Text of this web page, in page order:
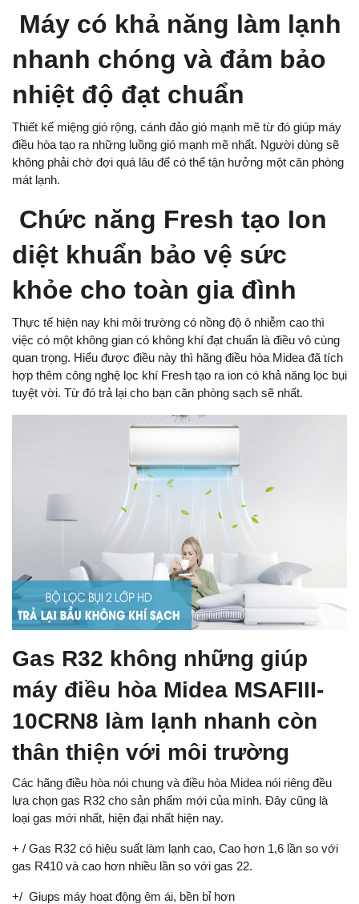
Máy có khả năng làm lạnh
nhanh chóng và đảm bảo
nhiệt độ đạt chuẩn
Thiết kế miệng gió rộng, cánh đảo gió mạnh mẽ từ đó giúp máy
điều hòa tạo ra những luồng gió mạnh mẽ nhất. Người dùng sẽ
không phải chờ đợi quá lâu để có thể tận hưởng một căn phòng
mát lạnh.
Chức năng Fresh tạo Ion
diệt khuẩn bảo vệ sức
khỏe cho toàn gia đình
Thực tế hiện nay khi môi trường có nồng độ ô nhiễm cao thì
việc có một không gian có không khí đạt chuẩn là điều vô cùng
quan trọng. Hiểu được điều này thì hãng điều hòa Midea đã tích
hợp thêm công nghệ lọc khí Fresh tạo ra ion có khả năng lọc bụi
tuyệt vời. Từ đó trả lại cho bạn căn phòng sạch sẽ nhất.
Gas R32 không những giúp
máy điều hòa Midea MSAFIII-
10CRN8 làm lạnh nhanh còn
thân thiện với môi trường
Các hãng điều hòa nói chung và điều hòa Midea nói riêng đều
lựa chọn gas R32 cho sản phẩm mới của mình. Đây cũng là
loại gas mới nhất, hiện đại nhất hiện nay.
+ / Gas R32 có hiệu suất làm lạnh cao, Cao hơn 1,6 lần so với
gas R410 và cao hơn nhiều lần so với gas 22.
+/ Giups máy hoạt động êm ái, bền bỉ hơn